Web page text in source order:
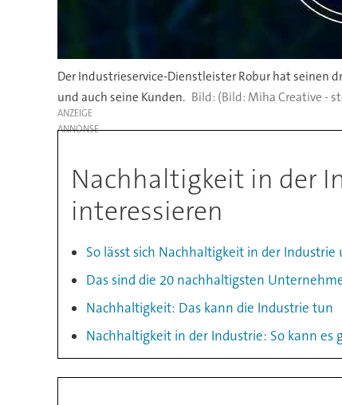
Der Industrieservice-Dienstleister Robur hat seinen
und auch seine Kunden.
(Bild: Miha Creative -
ANZEIGE
Nachhaltigkeit in der
interessieren
So lässt sich Nachhaltigkeit in der Industrie
Das sind die 20 nachhaltigsten
Nachhaltigkeit: Das kann die Industrie tun
Nachhaltigkeit in der Industrie: So kann es